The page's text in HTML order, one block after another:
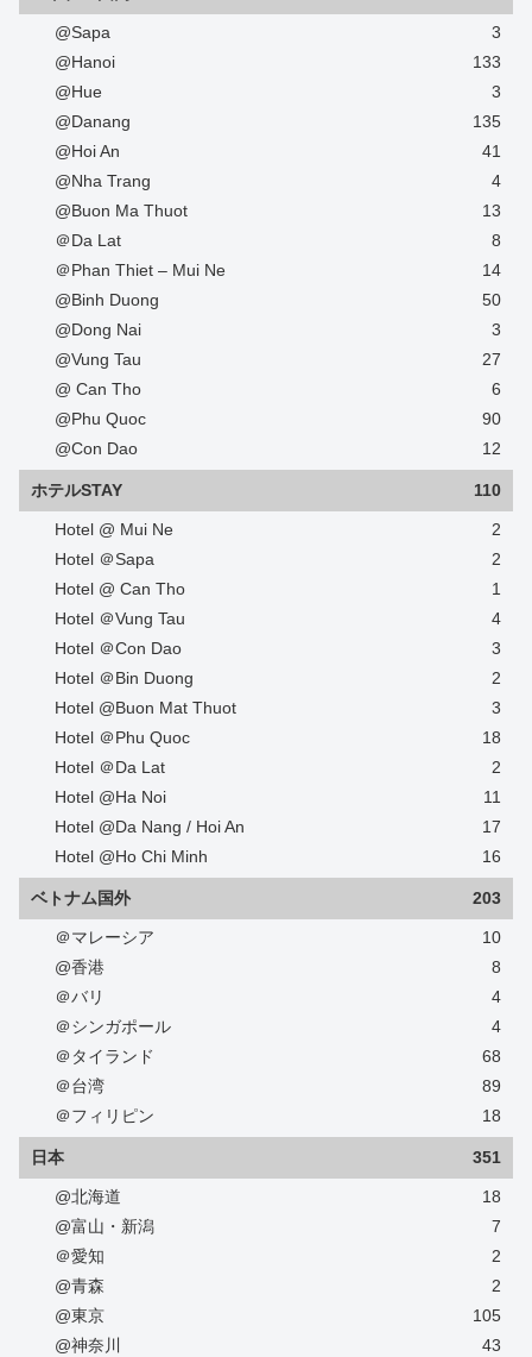
@Sapa
3
@Hanoi
133
@Hue
3
@Danang
135
@Hoi An
41
@Nha Trang
4
@Buon Ma Thuot
13
＠Da Lat
8
＠Phan Thiet – Mui Ne
14
@Binh Duong
50
@Dong Nai
3
@Vung Tau
27
@ Can Tho
6
@Phu Quoc
90
@Con Dao
12
ホテルSTAY 110
Hotel @ Mui Ne
2
Hotel ＠Sapa
2
Hotel @ Can Tho
1
Hotel ＠Vung Tau
4
Hotel ＠Con Dao
3
Hotel ＠Bin Duong
2
Hotel @Buon Mat Thuot
3
Hotel ＠Phu Quoc
18
Hotel ＠Da Lat
2
Hotel @Ha Noi
11
Hotel @Da Nang / Hoi An
17
Hotel @Ho Chi Minh
16
ベトナム国外 203
＠マレーシア
10
@香港
8
＠バリ
4
＠シンガポール
4
＠タイランド
68
＠台湾
89
＠フィリピン
18
日本 351
@北海道
18
@富山・新潟
7
＠愛知
2
@青森
2
@東京
105
@神奈川
43